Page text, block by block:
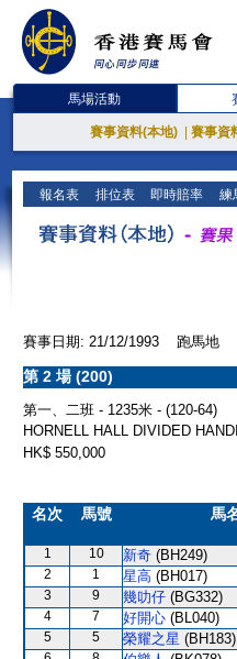
馬場活動
賽事資料(本地) 賽事資
報名表 排位表 即時賠率 練
賽事日期: 21/12/1993 跑馬地
第 2 場 (200)
第一、二班 - 1235米 - (120-64)
HORNELL HALL DIVIDED
HK$ 550,000
名次 馬號 馬
1 10 新奇 (BH249)
2 1 星高 (BH017)
3 9 幾叻仔 (BG332)
4 7 好開心 (BL040)
5 5 榮耀之星 (BH183)